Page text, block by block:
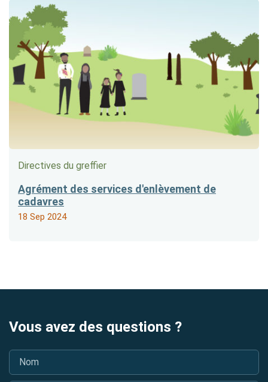
Directives du greffier
Agrément des services d'enlèvement de
cadavres
18 Sep 2024
Vous avez des questions ?
Nom